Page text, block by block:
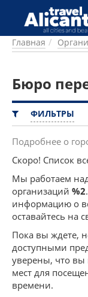
Перейти к
ГОРОДА
ПИТАНИЕ
ПРОЖИВАНИЕ
ПЛЯЖИ
КЕМПИНГ
КОМАРКИ
РЕЦЕПТЫ
СТАТЬИ
УСЛУГИ
Главная
Бюро
ФИЛЬТРЫ
Подробнее о
Скоро! Список
Мы работаем
организаций %2
информацию о
оставайтесь на
Пока вы ждете,
доступными
уверены, что вы
мест для
времени.